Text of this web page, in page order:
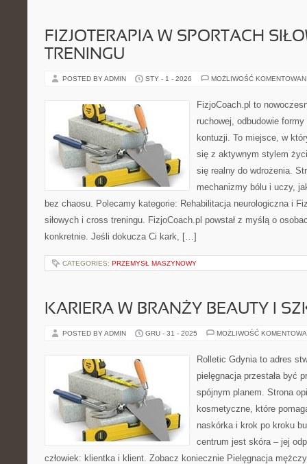
FIZJOTERAPIA W SPORTACH
TRENINGU
POSTED BY ADMIN STY - 1 - 2026 MOŻLIWOŚĆ
FizjoCoach.pl to
ruchowej, odbudowie
kontuzji. To miejsce, w
się z aktywnym stylem
się realny do wdrożenia.
mechanizmy bólu i uczy,
bez chaosu. Polecamy kategorie: Rehabilitacja neurologiczna i
siłowych i cross treningu. FizjoCoach.pl powstał z myślą o
konkretnie. Jeśli dokucza Ci kark, […]
CATEGORIES: PRZEMYSŁ MASZYNOWY
KARIERA W BRANŻY BEAUTY I
POSTED BY ADMIN GRU - 31 - 2025 MOŻLIWOŚĆ
Rolletic Gdynia to adres
pielęgnacja przestała być
spójnym planem. Strona
kosmetyczne, które
naskórka i krok po kroku
centrum jest skóra – jej
człowiek: klientka i klient. Zobacz koniecznie Pielęgnacja